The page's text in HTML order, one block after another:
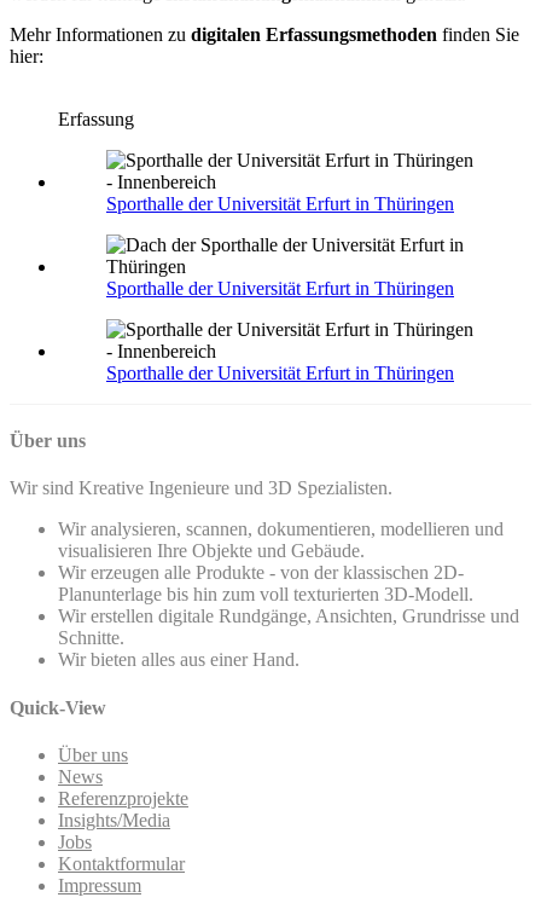
Mehr Informationen zu digitalen Erfassungsmethoden finden Sie
hier:
Erfassung
Sporthalle der Universität Erfurt in Thüringen
Sporthalle der Universität Erfurt in Thüringen
Sporthalle der Universität Erfurt in Thüringen
Über uns
Wir sind Kreative Ingenieure und 3D Spezialisten.
Wir analysieren, scannen, dokumentieren, modellieren und
visualisieren Ihre Objekte und Gebäude.
Wir erzeugen alle Produkte - von der klassischen 2D-
Planunterlage bis hin zum voll texturierten 3D-Modell.
Wir erstellen digitale Rundgänge, Ansichten, Grundrisse und
Schnitte.
Wir bieten alles aus einer Hand.
Quick-View
Über uns
News
Referenzprojekte
Insights/Media
Jobs
Kontaktformular
Impressum